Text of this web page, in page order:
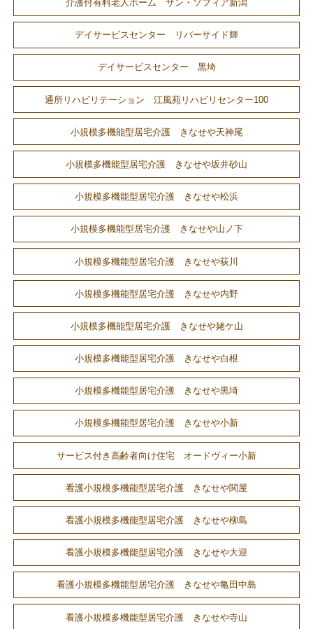
介護付有料老人ホーム サン・ソフィア新潟
デイサービスセンター リバーサイド輝
デイサービスセンター 黒埼
通所リハビリテーション 江風苑リハビリセンター100
小規模多機能型居宅介護 きなせや天神尾
小規模多機能型居宅介護 きなせや坂井砂山
小規模多機能型居宅介護 きなせや松浜
小規模多機能型居宅介護 きなせや山ノ下
小規模多機能型居宅介護 きなせや荻川
小規模多機能型居宅介護 きなせや内野
小規模多機能型居宅介護 きなせや姥ケ山
小規模多機能型居宅介護 きなせや白根
小規模多機能型居宅介護 きなせや黒埼
小規模多機能型居宅介護 きなせや小新
サービス付き高齢者向け住宅 オードヴィー小新
看護小規模多機能型居宅介護 きなせや関屋
看護小規模多機能型居宅介護 きなせや柳島
看護小規模多機能型居宅介護 きなせや大迎
看護小規模多機能型居宅介護 きなせや亀田中島
看護小規模多機能型居宅介護 きなせや寺山